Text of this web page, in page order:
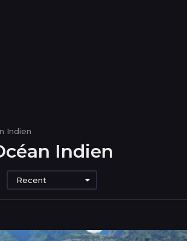
Indien
Indien
Recent